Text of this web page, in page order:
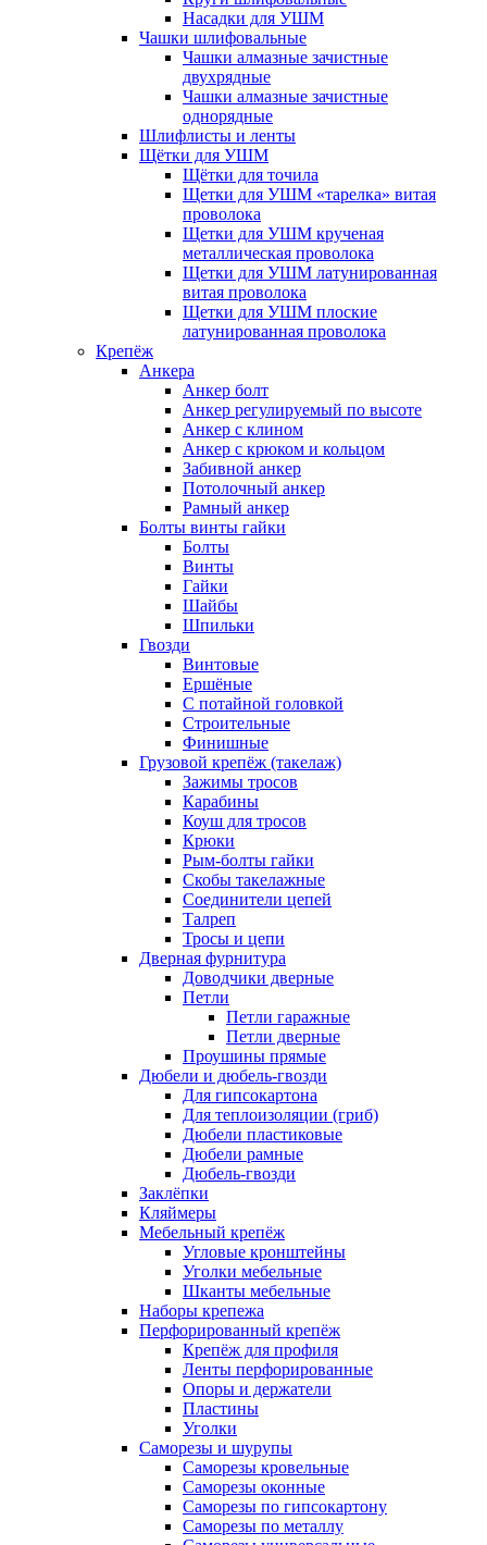
Насадки для УШМ
Чашки шлифовальные
Чашки алмазные зачистные
двухрядные
Чашки алмазные зачистные
однорядные
Шлифлисты и ленты
Щётки для УШМ
Щётки для точила
Щетки для УШМ «тарелка» витая
проволока
Щетки для УШМ крученая
металлическая проволока
Щетки для УШМ латунированная
витая проволока
Щетки для УШМ плоские
латунированная проволока
Крепёж
Анкера
Анкер болт
Анкер регулируемый по высоте
Анкер с клином
Анкер с крюком и кольцом
Забивной анкер
Потолочный анкер
Рамный анкер
Болты винты гайки
Болты
Винты
Гайки
Шайбы
Шпильки
Гвозди
Винтовые
Ершёные
С потайной головкой
Строительные
Финишные
Грузовой крепёж (такелаж)
Зажимы тросов
Карабины
Коуш для тросов
Крюки
Рым-болты гайки
Скобы такелажные
Соединители цепей
Талреп
Тросы и цепи
Дверная фурнитура
Доводчики дверные
Петли
Петли гаражные
Петли дверные
Проушины прямые
Дюбели и дюбель-гвозди
Для гипсокартона
Для теплоизоляции (гриб)
Дюбели пластиковые
Дюбели рамные
Дюбель-гвозди
Заклёпки
Кляймеры
Мебельный крепёж
Угловые кронштейны
Уголки мебельные
Шканты мебельные
Наборы крепежа
Перфорированный крепёж
Крепёж для профиля
Ленты перфорированные
Опоры и держатели
Пластины
Уголки
Саморезы и шурупы
Саморезы кровельные
Саморезы оконные
Саморезы по гипсокартону
Саморезы по металлу